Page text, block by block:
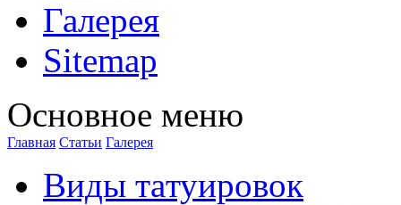
Галерея
Sitemap
Оснoвнoе меню
Главная Стaтьи Галерея
Виды тaтуировок